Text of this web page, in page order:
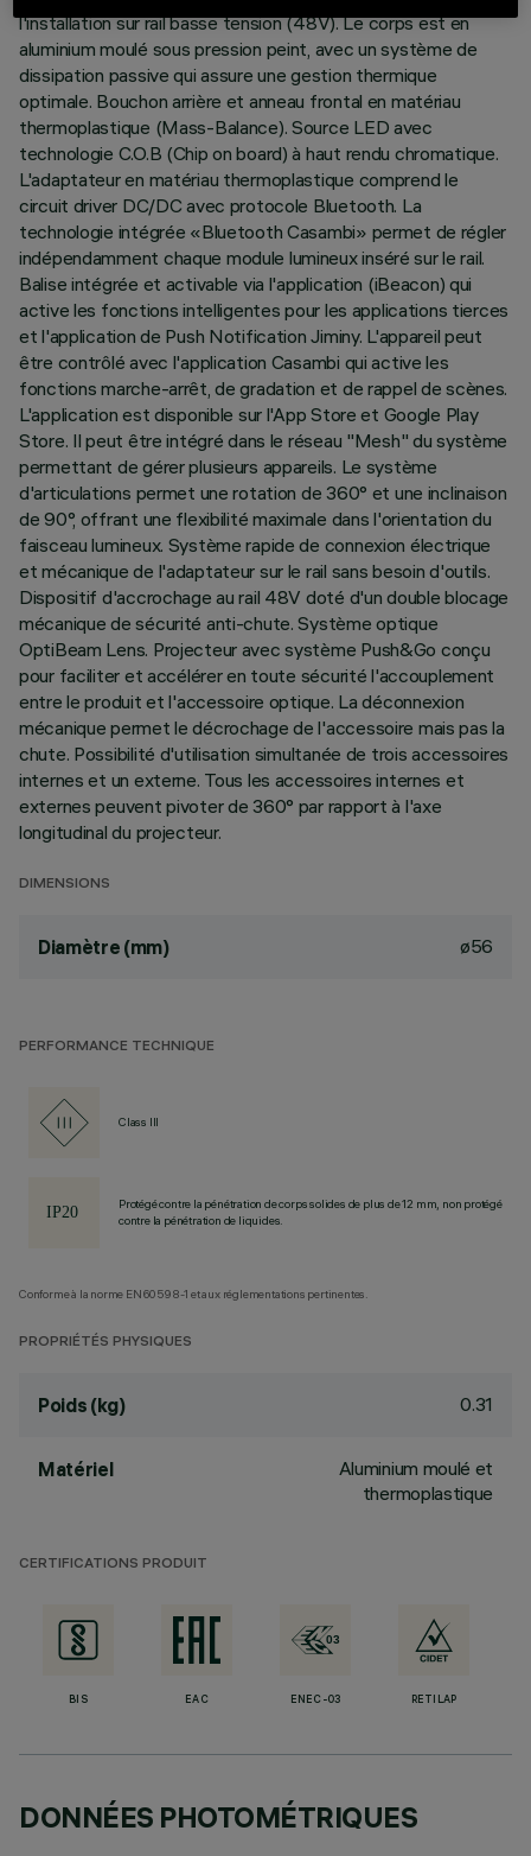
l'installation sur rail basse tension (48V). Le corps est en
aluminium moulé sous pression peint, avec un système de
dissipation passive qui assure une gestion thermique
optimale. Bouchon arrière et anneau frontal en matériau
thermoplastique (Mass-Balance). Source LED avec
technologie C.O.B (Chip on board) à haut rendu chromatique.
L'adaptateur en matériau thermoplastique comprend le
circuit driver DC/DC avec protocole Bluetooth. La
technologie intégrée «Bluetooth Casambi» permet de régler
indépendamment chaque module lumineux inséré sur le rail.
Balise intégrée et activable via l'application (iBeacon) qui
active les fonctions intelligentes pour les applications tierces
et l'application de Push Notification Jiminy. L'appareil peut
être contrôlé avec l'application Casambi qui active les
fonctions marche-arrêt, de gradation et de rappel de scènes.
L'application est disponible sur l'App Store et Google Play
Store. Il peut être intégré dans le réseau "Mesh" du système
permettant de gérer plusieurs appareils. Le système
d'articulations permet une rotation de 360° et une inclinaison
de 90°, offrant une flexibilité maximale dans l'orientation du
faisceau lumineux. Système rapide de connexion électrique
et mécanique de l'adaptateur sur le rail sans besoin d'outils.
Dispositif d'accrochage au rail 48V doté d'un double blocage
mécanique de sécurité anti-chute. Système optique
OptiBeam Lens. Projecteur avec système Push&Go conçu
pour faciliter et accélérer en toute sécurité l'accouplement
entre le produit et l'accessoire optique. La déconnexion
mécanique permet le décrochage de l'accessoire mais pas la
chute. Possibilité d'utilisation simultanée de trois accessoires
internes et un externe. Tous les accessoires internes et
externes peuvent pivoter de 360° par rapport à l'axe
longitudinal du projecteur.
DIMENSIONS
Diamètre (mm) ø56
PERFORMANCE TECHNIQUE
Class III
Protégé contre la pénétration de corps solides de plus de 12 mm, non protégé
contre la pénétration de liquides.
Conforme à la norme EN60598-1 et aux réglementations pertinentes.
PROPRIÉTÉS PHYSIQUES
Poids (kg) 0.31
Matériel
Aluminium moulé et
thermoplastique
CERTIFICATIONS PRODUIT
BIS EAC ENEC-03 RETILAP
DONNÉES PHOTOMÉTRIQUES